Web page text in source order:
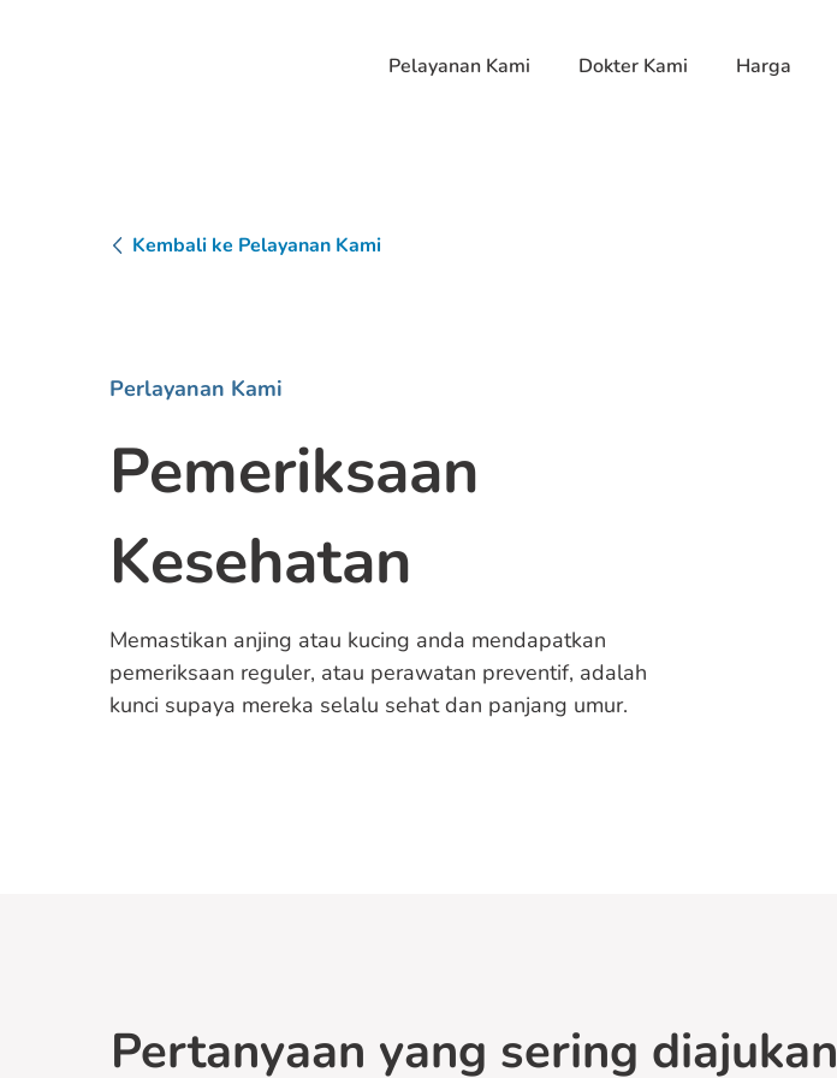
Pelayanan Kami Dokter Kami Harga
Kembali ke Pelayanan Kami
Perlayanan Kami
Pemeriksaan
Kesehatan
Memastikan anjing atau kucing anda mendapatkan
pemeriksaan reguler, atau perawatan preventif, adalah
kunci supaya mereka selalu sehat dan panjang umur.
Pertanyaan yang sering diajukan